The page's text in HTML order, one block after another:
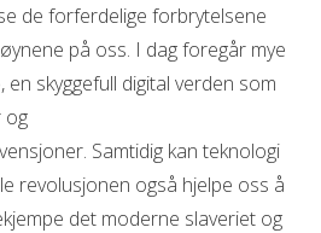
de forferdelige forbrytelsene
på oss. I dag foregår mye
en skyggefull digital verden som
og
Samtidig kan teknologi
revolusjonen også hjelpe oss å
det moderne slaveriet og